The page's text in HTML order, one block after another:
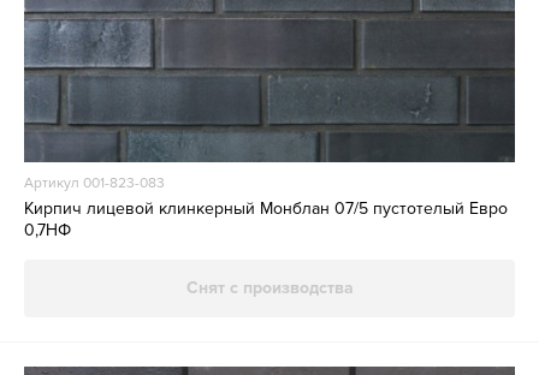
Артикул 001-823-083
Кирпич лицевой клинкерный Монблан 07/5 пустотелый Евро
0,7НФ
Снят с производства